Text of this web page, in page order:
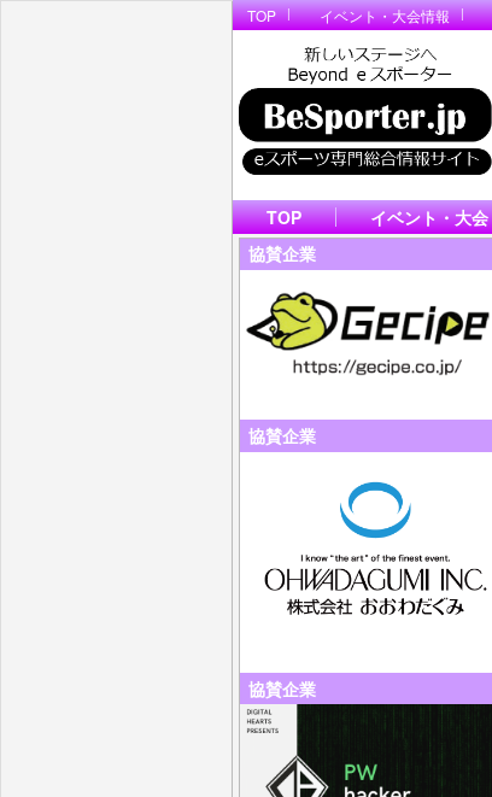
TOP イベント・大会情報
TOP イベント・大会
協賛企業
協賛企業
協賛企業